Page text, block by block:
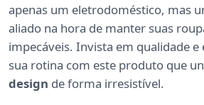
apenas um eletrodoméstico, mas
aliado na hora de manter suas
impecáveis. Invista em qualidade
sua rotina com este produto que
design de forma irresistível.